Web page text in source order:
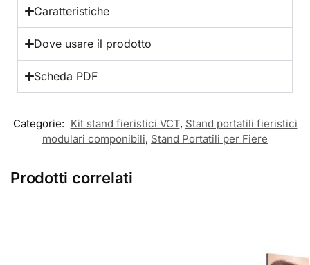
Caratteristiche
Dove usare il prodotto
Scheda PDF
Categorie: Kit stand fieristici VCT, Stand portatili fieristici
modulari componibili, Stand Portatili per Fiere
Prodotti correlati